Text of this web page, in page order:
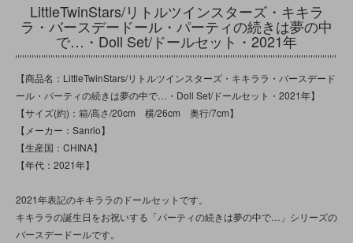
LittleTwinStars/リトルツインスターズ・キキラ
ラ・バースデードール・パーティの続きは夢の中
で…・Doll Set/ドールセット・2021年
【商品名：LittleTwinStars/リトルツインスターズ・キキララ・バースデード
ール・パーティの続きは夢の中で…・Doll Set/ドールセット・2021年】
【サイズ(約)：箱/高さ/20cm 横/26cm 奥行/7cm】
【メーカー：Sanrio】
【生産国：CHINA】
【年代：2021年】
2021年表記のキキララのドールセットです。
キキララの誕生日をお祝いする「パーティの続きは夢の中で…」シリーズの
バースデードールです。